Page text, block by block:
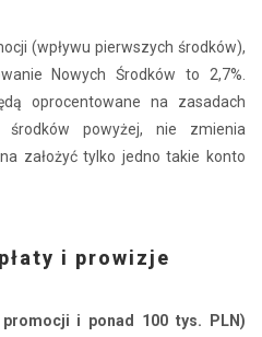
(wpływu pierwszych środków),
Nowych Środków to 2,7%.
oprocentowane na zasadach
powyżej, nie zmienia
założyć tylko jedno takie konto
i prowizje
i ponad 100 tys. PLN)